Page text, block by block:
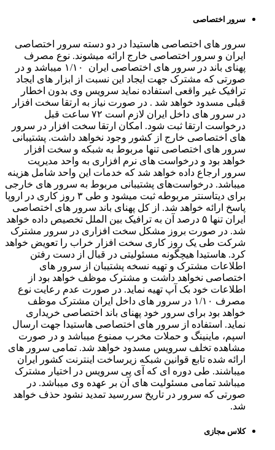
سرور اختصاصی
سرور های اختصاصی هاستیدا در دو دسته سرور اختصاصی
ایران و سرور اختصاصی خارج ارائه میشوند. نوع مصرف
پهنای باند در سرور های اختصاصی ایران ۱/۱۰ میباشد و در
صورتی که مشترک جهت ایجاد این نسبت از ابزار های ایجاد
ترافیک غیر واقعی استفاده نماید سرویس وی بدون اخطار
قبلی مسدود خواهد شد . در صورت نیاز به ارتقا سخت افزار
در سرور های داخل ایران لازم است ۷۲ ساعت قبل
درخواست ارتقا ثبت شود. امکان ارتقا سخت افزار در سرور
های اختصاصی خارج از کشور وجود نخواهد داشت. پشتیبانی
سرور های اختصاصی تنها مربوط به شبکه و سخت افزار
خواهد بود و درخواست های نرم افزاری به واحد مدیریت
سرور ارجاع داده خواهد شد که خدمات این واحد شامل هزینه
میباشد. درخواست‌های پشتیبانی مربوط به سرور های خارجی
برای دیتاسنتر مربوطه ثبت میشود و طی ۳ روز کاری در اروپا
پاسخ ارائه خواهد شد. از کل پهنای باند سرور های اختصاصی
ایران تنها ۵ درصد آن به ترافیک بین الملل تخصیص داده خواهد
شد. در صورت بروز مشکل سخت افزاری در سرور مشترک
شرکت طی یک روز کاری سخت افزار خراب را تعویض خواهد
کرد. هاستیدا هیچگونه مسئولیتی در قبال از دست رفتن
اطلاعات مشترک و تهیه نسخه پشتیبان از سرور های
اختصاصی نخواهد داشت و مشترک موظف خواهد بود از
اطلاعات خود بک آپ تهیه نماید. در صورت عدم رعایت نوع
مصرف ۱/۱۰ در سرور های داخل ایران مشترک موظف
خواهد بود برای سرور خود پهنای باند اختصاصی خریداری
نماید. استفاده از سرور های اختصاصی هاستیدا جهت ارسال
اسپم، ماینینگ و حملات مخرب ممنوع میباشد و در صورت
مشاهده تخلف سرویس مسدود خواهد شد. تمامی سرور های
ارائه شده تابع قوانین شبکه زیرساخت اینترنت کشور ایران
میباشند. طی دوره ای که آی پی سرویس در اختیار مشترک
میباشد تمامی مسئولیت های آن بر عهده وی میباشد. در
صورتی که سرور در تاریخ سررسید تمدید نشود حذف خواهد
شد.
کلاس مجازی